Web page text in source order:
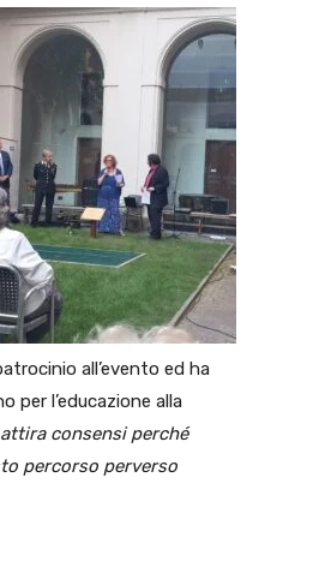
all’evento ed ha
per l’educazione alla
consensi perché
percorso perverso